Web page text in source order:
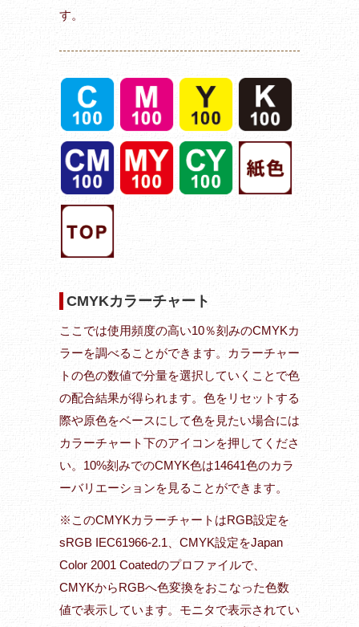
す。
CMYKカラーチャート
ここでは使用頻度の高い10％刻みのCMYKカ
ラーを調べることができます。カラーチャー
トの色の数値で分量を選択していくことで色
の配合結果が得られます。色をリセットする
際や原色をベースにして色を見たい場合には
カラーチャート下のアイコンを押してくださ
い。10%刻みでのCMYK色は14641色のカラ
ーバリエーションを見ることができます。
※このCMYKカラーチャートはRGB設定を
sRGB IEC61966-2.1、CMYK設定をJapan
Color 2001 Coatedのプロファイルで、
CMYKからRGBへ色変換をおこなった色数
値で表示しています。モニタで表示されてい